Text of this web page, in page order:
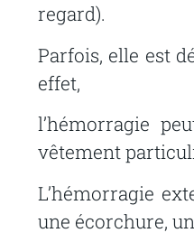
regard).
Parfois, elle est
effet,
l’hémorragie
vêtement
L’hémorragie
une écorchure,